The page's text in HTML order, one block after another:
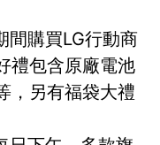
間購買LG行動商
禮包含原廠電池
，另有福袋大禮